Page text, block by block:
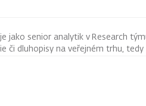
jako senior analytik v Research
či dluhopisy na veřejném trhu, tedy